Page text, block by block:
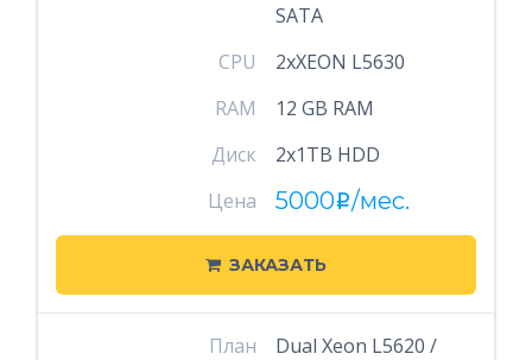
SATA
CPU
2xXEON L5630
RAM
12 GB RAM
Диск
2x1TB HDD
Цена
5000i/мес.
ЗАКАЗАТЬ
План
Dual Xeon L5620 /